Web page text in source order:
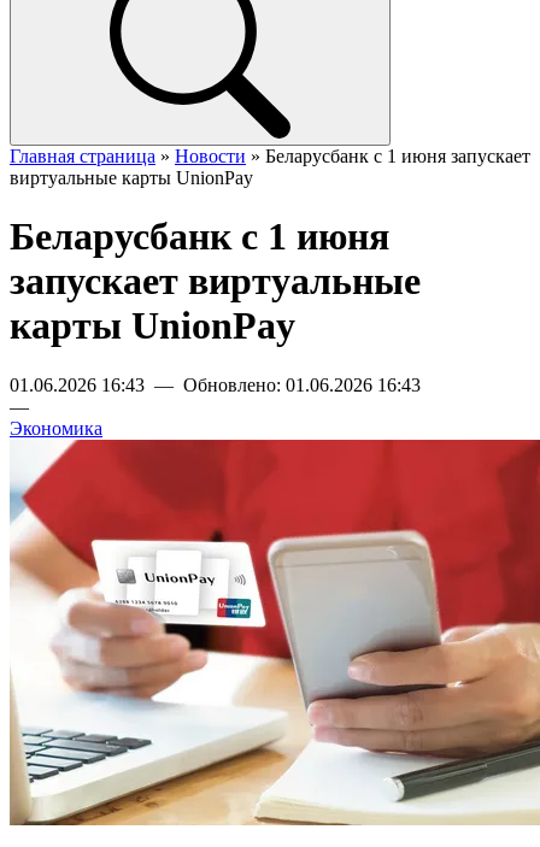
Главная страница » Новости » Беларусбанк с 1 июня запускает
виртуальные карты UnionPay
Беларусбанк с 1 июня
запускает виртуальные
карты UnionPay
01.06.2026 16:43 — Обновлено: 01.06.2026 16:43
—
Экономика